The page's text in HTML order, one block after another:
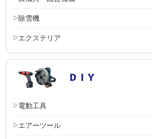
除雪機
エクステリア
電動工具
エアーツール